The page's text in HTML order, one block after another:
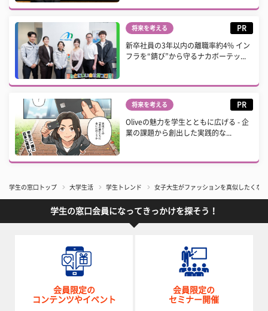
将来を考える PR
新卒社員の3年以内の離職率約4% イン
フラを“錆び”から守るナカボーテッ...
将来を考える PR
Oliveの魅力を学生とともに広げる - 企
業の課題から創出した実践的な...
学生の窓口トップ 大学生活 学生トレンド 女子大生がファッションを真似したくな
学生の窓口会員になってきっかけを探そう！
会員限定の
コンテンツやイベント
会員限定の
セミナー開催